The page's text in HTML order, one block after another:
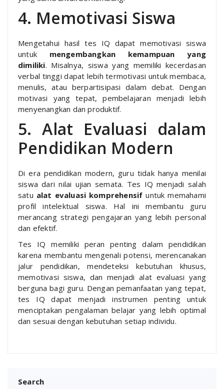
4. Memotivasi Siswa
Mengetahui hasil tes IQ dapat memotivasi siswa
untuk mengembangkan kemampuan yang
dimiliki. Misalnya, siswa yang memiliki kecerdasan
verbal tinggi dapat lebih termotivasi untuk membaca,
menulis, atau berpartisipasi dalam debat. Dengan
motivasi yang tepat, pembelajaran menjadi lebih
menyenangkan dan produktif.
5. Alat Evaluasi dalam
Pendidikan Modern
Di era pendidikan modern, guru tidak hanya menilai
siswa dari nilai ujian semata. Tes IQ menjadi salah
satu alat evaluasi komprehensif untuk memahami
profil intelektual siswa. Hal ini membantu guru
merancang strategi pengajaran yang lebih personal
dan efektif.
Tes IQ memiliki peran penting dalam pendidikan
karena membantu mengenali potensi, merencanakan
jalur pendidikan, mendeteksi kebutuhan khusus,
memotivasi siswa, dan menjadi alat evaluasi yang
berguna bagi guru. Dengan pemanfaatan yang tepat,
tes IQ dapat menjadi instrumen penting untuk
menciptakan pengalaman belajar yang lebih optimal
dan sesuai dengan kebutuhan setiap individu.
Search